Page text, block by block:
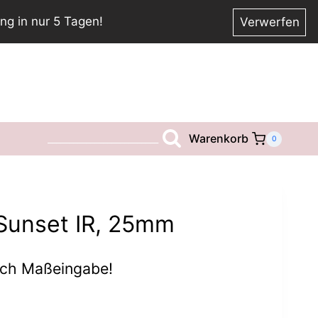
in nur 5 Tagen! Verwerfen
Warenkorb 0
IR, 25mm
Maßeingabe!